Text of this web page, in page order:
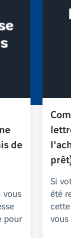
de
vous
pour
Si
été